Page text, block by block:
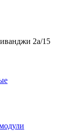
2а/15